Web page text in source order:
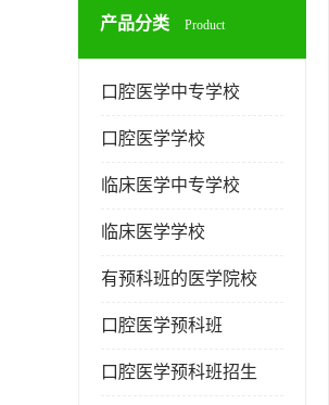
产品分类 Product
口腔医学中专学校
口腔医学学校
临床医学中专学校
临床医学学校
有预科班的医学院校
口腔医学预科班
口腔医学预科班招生